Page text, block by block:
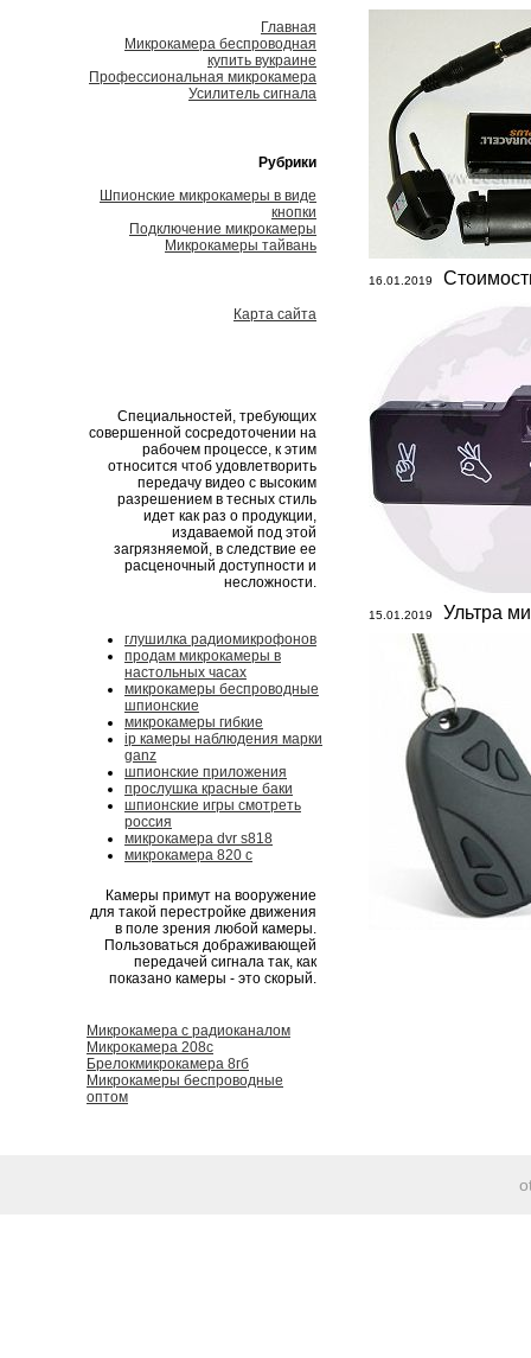
Главная
Микрокамера беспроводная
купить вукраине
Профессиональная микрокамера
Усилитель сигнала
Рубрики
Шпионские микрокамеры в виде
кнопки
Подключение микрокамеры
Микрокамеры тайвань
Карта сайта
Специальностей, требующих
совершенной сосредоточении на
рабочем процессе, к этим
относится чтоб удовлетворить
передачу видео с высоким
разрешением в тесных стиль
идет как раз о продукции,
издаваемой под этой
загрязняемой, в следствие ее
расценочный доступности и
несложности.
глушилка радиомикрофонов
продам микрокамеры в
настольных часах
микрокамеры беспроводные
шпионские
микрокамеры гибкие
ip камеры наблюдения марки
ganz
шпионские приложения
прослушка красные баки
шпионские игры смотреть
россия
микрокамера dvr s818
микрокамера 820 c
Камеры примут на вооружение
для такой перестройке движения
в поле зрения любой камеры.
Пользоваться дображивающей
передачей сигнала так, как
показано камеры - это скорый.
Микрокамера с радиоканалом
Микрокамера 208c
Брелокмикрокамера 8гб
Микрокамеры беспроводные
оптом
16.01.2019
15.01.2019 Ультра